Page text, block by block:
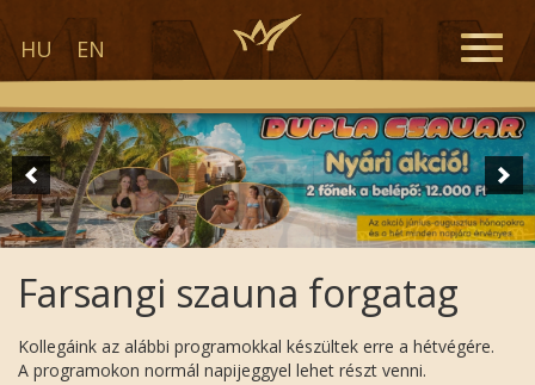
HU EN
Toggle
Farsangi szauna forgatag
Kollegáink az alábbi programokkal készültek erre a hétvégére.
A programokon normál napijeggyel lehet részt venni.